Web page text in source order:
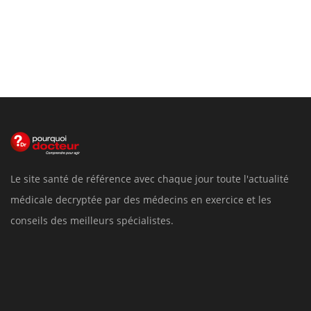
Le site santé de référence avec chaque jour toute l'actualité
médicale decryptée par des médecins en exercice et les
conseils des meilleurs spécialistes.